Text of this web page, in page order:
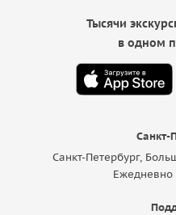
Санкт-
Санкт-Петербург,
Тысячи
в одном